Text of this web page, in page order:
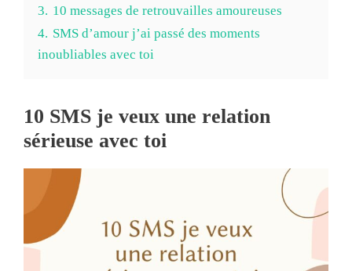
3. 10 messages de retrouvailles amoureuses
4. SMS d’amour j’ai passé des moments
inoubliables avec toi
10 SMS je veux une relation
sérieuse avec toi